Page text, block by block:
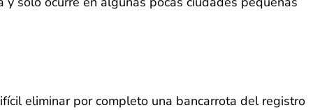
eliminar por completo una bancarrota del registro